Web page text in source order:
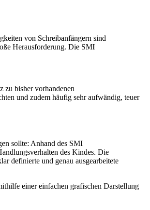
von Schreibanfängern sind
Herausforderung. Die SMI
zu bisher vorhandenen
und zudem häufig sehr aufwändig, teuer
sollte: Anhand des SMI
des Kindes. Die
definierte und genau ausgearbeitete
einer einfachen grafischen Darstellung